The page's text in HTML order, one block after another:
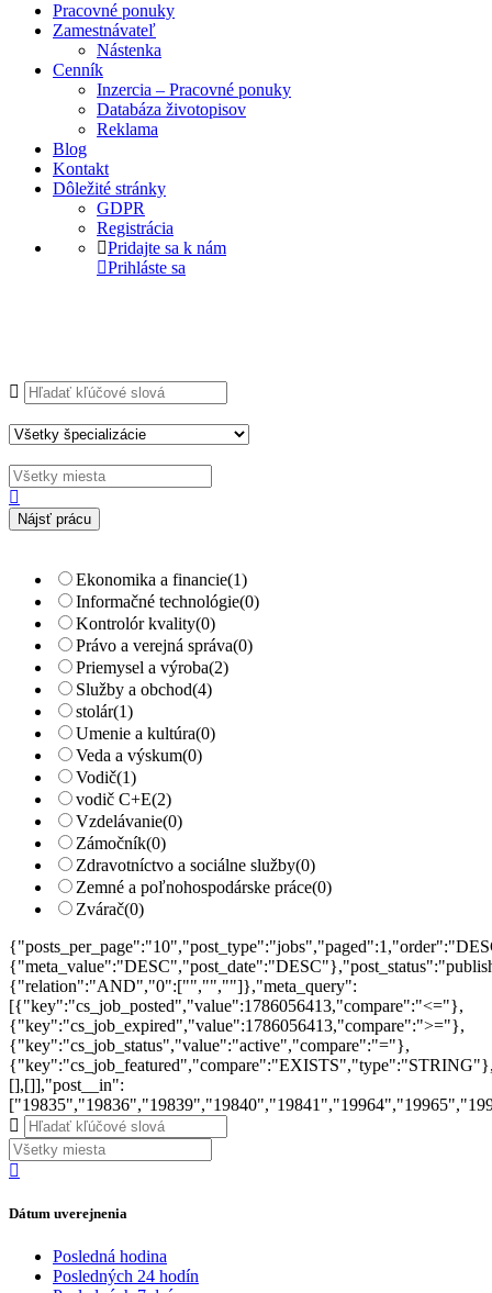
Pracovné ponuky
Zamestnávateľ
Nástenka
Cenník
Inzercia – Pracovné ponuky
Databáza životopisov
Reklama
Blog
Kontakt
Dôležité stránky
GDPR
Registrácia
Pridajte sa k nám
Prihláste sa
Ekonomika a financie(1)
Informačné technológie(0)
Kontrolór kvality(0)
Právo a verejná správa(0)
Priemysel a výroba(2)
Služby a obchod(4)
stolár(1)
Umenie a kultúra(0)
Veda a výskum(0)
Vodič(1)
vodič C+E(2)
Vzdelávanie(0)
Zámočník(0)
Zdravotníctvo a sociálne služby(0)
Zemné a poľnohospodárske práce(0)
Zvárač(0)
{"relation":"AND","0":["","",""]},"meta_query":
[{"key":"cs_job_posted","value":1786056413,"compare":"<="},
{"key":"cs_job_expired","value":1786056413,"compare":">="},
{"key":"cs_job_status","value":"active","compare":"="},
[],[]],"post__in":
Dátum uverejnenia
Posledná hodina
Posledných 24 hodín